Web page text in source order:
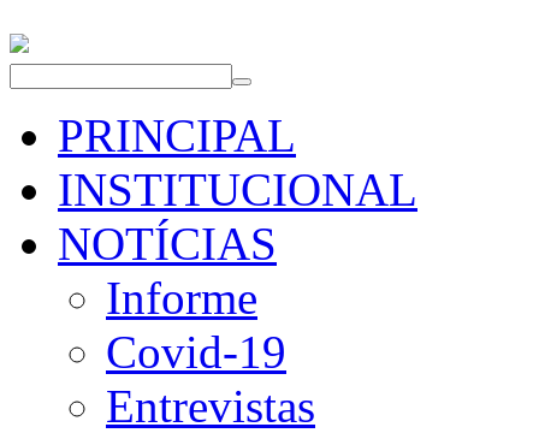
PRINCIPAL
INSTITUCIONAL
NOTÍCIAS
Informe
Covid-19
Entrevistas